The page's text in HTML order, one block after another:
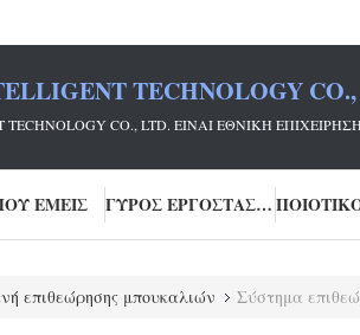
TECHNOLOGY
TECHNOLOGY CO., LTD. ΕΊΝΑΙ ΕΘΝΙΚΉ
ΕΜΕΊΣ ΓΎΡΟΣ ΕΡΓΟΣΤΑΣΊΩΝ
επιθεώρησης μπουκαλιών Σύστημα